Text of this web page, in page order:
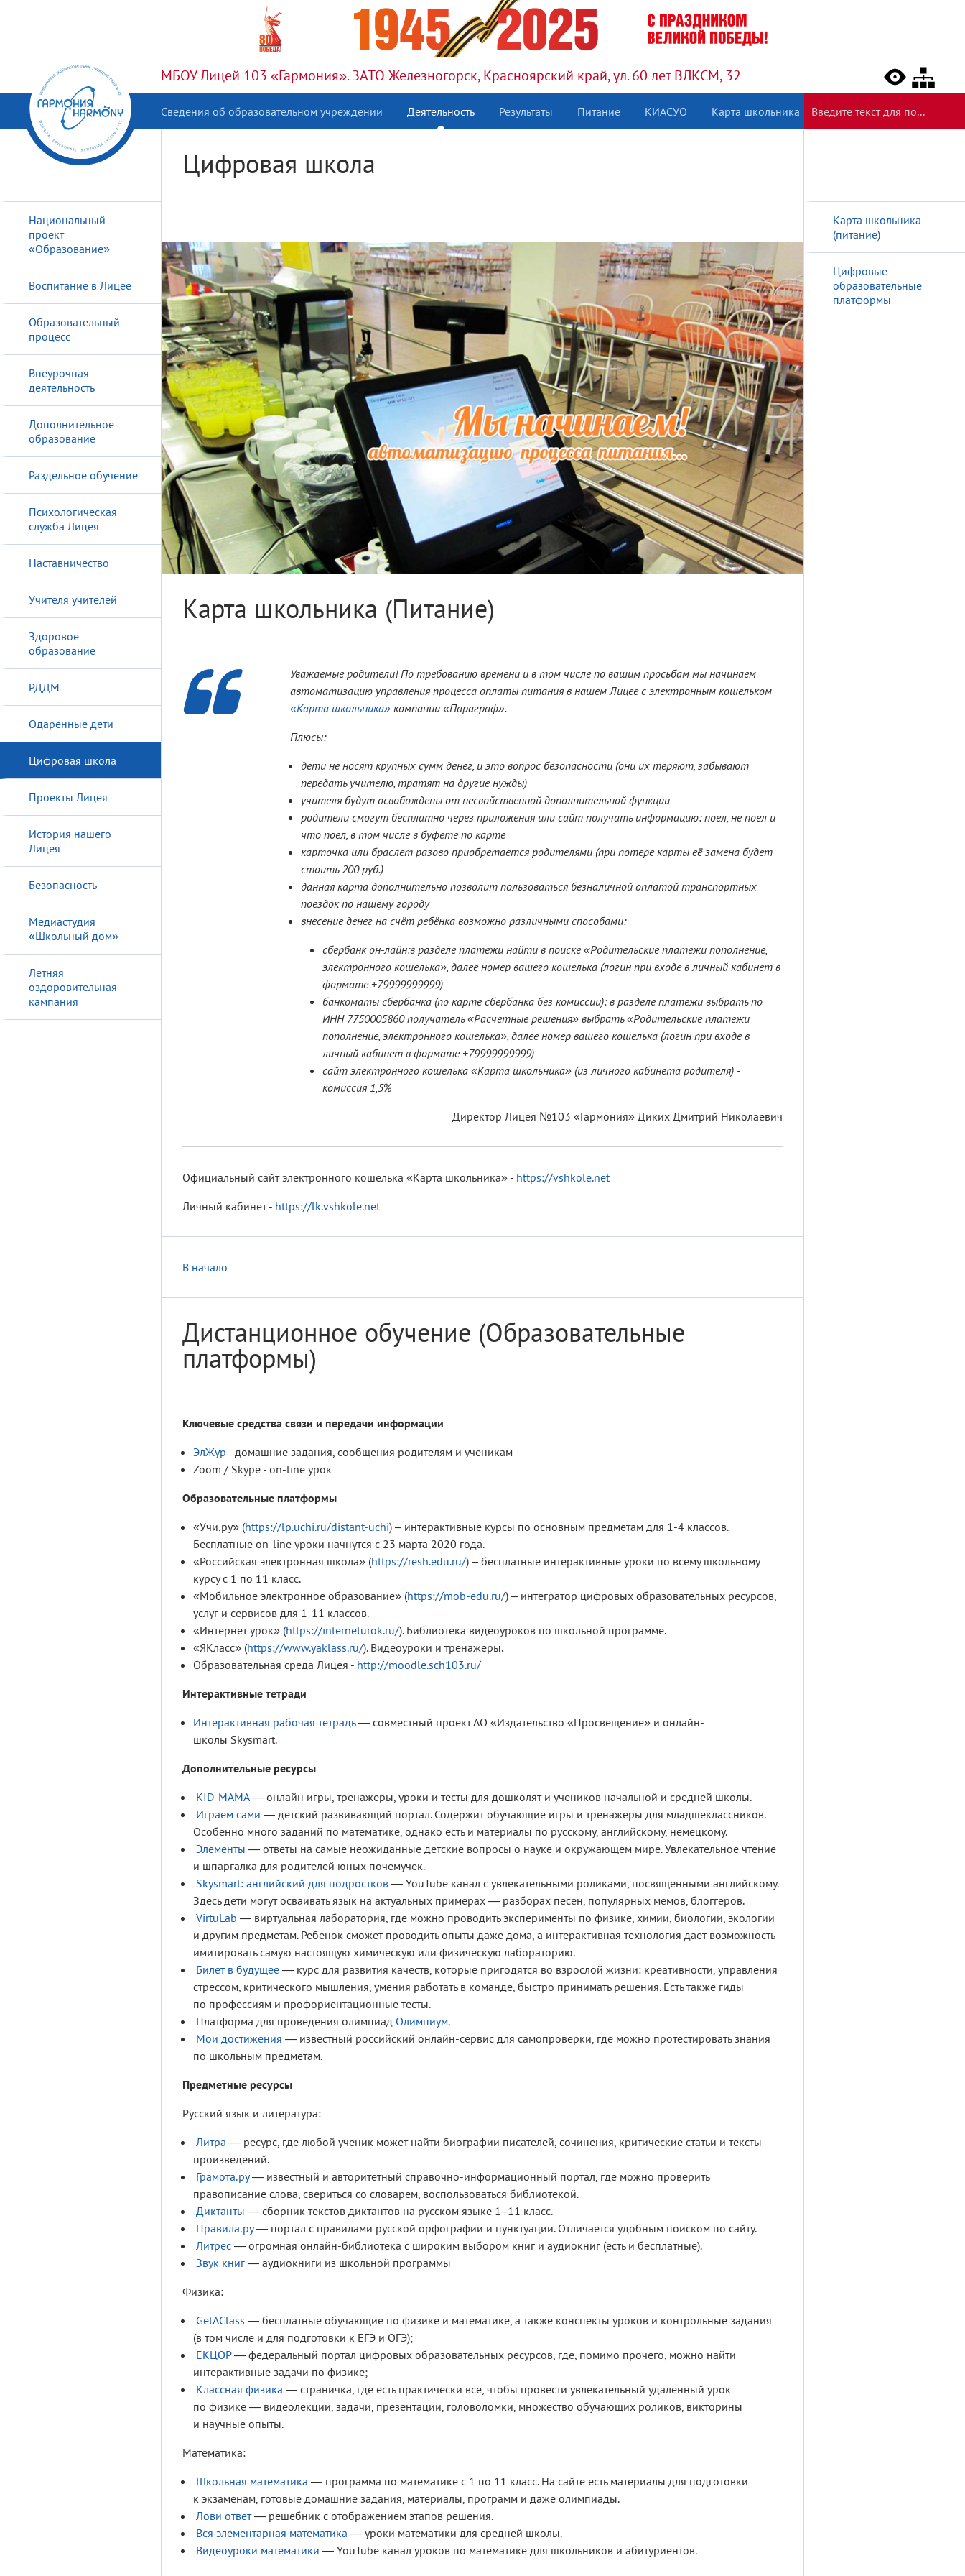
МБОУ Лицей 103 «Гармония». ЗАТО Железногорск, Красноярский край, ул. 60 лет ВЛКСМ, 32
Сведения об образовательном учреждении Деятельность Результаты Питание КИАСУО Карта школьника
Национальный
проект
«Образование»
Воспитание в Лицее
Образовательный
процесс
Внеурочная
деятельность
Дополнительное
образование
Раздельное обучение
Психологическая
служба Лицея
Наставничество
Учителя учителей
Здоровое
образование
РДДМ
Одаренные дети
Цифровая школа
Проекты Лицея
История нашего
Лицея
Безопасность
Медиастудия
«Школьный дом»
Летняя
оздоровительная
кампания
Цифровая школа
Карта школьника
(питание)
Цифровые
образовательные
платформы
Карта школьника (Питание)
Уважаемые родители! По требованию времени и в том числе по вашим просьбам мы начинаем
автоматизацию управления процесса оплаты питания в нашем Лицее с электронным кошельком
«Карта школьника» компании «Параграф».
Плюсы:
дети не носят крупных сумм денег, и это вопрос безопасности (они их теряют, забывают
передать учителю, тратят на другие нужды)
учителя будут освобождены от несвойственной дополнительной функции
родители смогут бесплатно через приложения или сайт получать информацию: поел, не поел и
что поел, в том числе в буфете по карте
карточка или браслет разово приобретается родителями (при потере карты её замена будет
стоить 200 руб.)
данная карта дополнительно позволит пользоваться безналичной оплатой транспортных
поездок по нашему городу
внесение денег на счёт ребёнка возможно различными способами:
сбербанк он-лайн:в разделе платежи найти в поиске «Родительские платежи пополнение,
электронного кошелька», далее номер вашего кошелька (логин при входе в личный кабинет в
формате +79999999999)
банкоматы сбербанка (по карте сбербанка без комиссии): в разделе платежи выбрать по
ИНН 7750005860 получатель «Расчетные решения» выбрать «Родительские платежи
пополнение, электронного кошелька», далее номер вашего кошелька (логин при входе в
личный кабинет в формате +79999999999)
сайт электронного кошелька «Карта школьника» (из личного кабинета родителя) -
комиссия 1,5%
Директор Лицея №103 «Гармония» Диких Дмитрий Николаевич
Официальный сайт электронного кошелька «Карта школьника» - https://vshkole.net
Личный кабинет - https://lk.vshkole.net
В начало
Дистанционное обучение (Образовательные
платформы)
Ключевые средства связи и передачи информации
ЭлЖур - домашние задания, сообщения родителям и ученикам
Zoom / Skype - on-line урок
Образовательные платформы
«Учи.ру» (https://lp.uchi.ru/distant-uchi) – интерактивные курсы по основным предметам для 1-4 классов.
Бесплатные on-line уроки начнутся с 23 марта 2020 года.
«Российская электронная школа» (https://resh.edu.ru/) – бесплатные интерактивные уроки по всему школьному
курсу с 1 по 11 класс.
«Мобильное электронное образование» (https://mob-edu.ru/) – интегратор цифровых образовательных ресурсов,
услуг и сервисов для 1-11 классов.
«Интернет урок» (https://interneturok.ru/). Библиотека видеоуроков по школьной программе.
«ЯКласс» (https://www.yaklass.ru/). Видеоуроки и тренажеры.
Образовательная среда Лицея - http://moodle.sch103.ru/
Интерактивные тетради
Интерактивная рабочая тетрадь— совместный проектАО «Издательство «Просвещение» и онлайн-
школы Skysmart.
Дополнительные ресурсы
KID-MAMA— онлайн игры, тренажеры, уроки и тесты для дошколят и учеников начальной и средней школы.
Играем сами — детский развивающий портал. Содержит обучающие игры и тренажеры для младшеклассников.
Особенно много заданий по математике, однако есть и материалы по русскому, английскому, немецкому.
Элементы — ответы на самые неожиданные детские вопросы о науке и окружающем мире. Увлекательное чтение
и шпаргалка для родителей юных почемучек.
Skysmart: английский для подростков — YouTube канал с увлекательными роликами, посвященными английскому.
Здесь дети могут осваивать язык на актуальных примерах — разборах песен, популярных мемов, блоггеров.
VirtuLab — виртуальная лаборатория, где можно проводить эксперименты по физике, химии, биологии, экологии
и другим предметам. Ребенок сможет проводить опыты даже дома, а интерактивная технология дает возможность
имитировать самую настоящую химическую или физическую лабораторию.
Билет в будущее — курс для развития качеств, которые пригодятся во взрослой жизни: креативности, управления
стрессом, критического мышления, умения работать в команде, быстро принимать решения. Есть также гиды
по профессиям и профориентационные тесты.
Платформа для проведения олимпиад Олимпиум.
Мои достижения — известный российский онлайн-сервис для самопроверки, где можно протестировать знания
по школьным предметам.
Предметные ресурсы
Русский язык и литература:
Литра — ресурс, где любой ученик может найти биографии писателей, сочинения, критические статьи и тексты
произведений.
Грамота.ру— известный и авторитетный справочно-информационный портал, где можно проверить
правописание слова, свериться со словарем, воспользоваться библиотекой.
Диктанты — сборник текстов диктантов на русском языке 1–11 класс.
Правила.ру— портал с правилами русской орфографии и пунктуации. Отличается удобным поиском по сайту.
Литрес — огромная онлайн-библиотека с широким выбором книг и аудиокниг (есть и бесплатные).
Звук книг — аудиокниги из школьной программы
Физика:
GetAClass — бесплатные обучающие по физике и математике, а также конспекты уроков и контрольные задания
(в том числе и для подготовки к ЕГЭ и ОГЭ);
ЕКЦОР— федеральный портал цифровых образовательных ресурсов, где, помимо прочего, можно найти
интерактивные задачи по физике;
Классная физика — страничка, где есть практически все, чтобы провести увлекательный удаленный урок
по физике — видеолекции, задачи, презентации, головоломки, множество обучающих роликов, викторины
и научные опыты.
Математика:
Школьная математика — программа по математике с 1 по 11 класс. На сайте есть материалы для подготовки
к экзаменам, готовые домашние задания, материалы, программ и даже олимпиады.
Лови ответ— решебник с отображением этапов решения.
Вся элементарная математика — уроки математики для средней школы.
Видеоуроки математики — YouTube канал уроков по математике для школьников и абитуриентов.